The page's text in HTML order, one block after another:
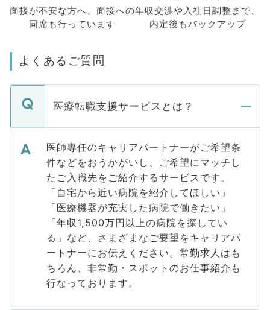
面接が不安な方へ、 面接への
同席も行っています
年収交渉や入社日調整まで、
内定後もバックアップ
よくあるご質問
医療転職支援サービスとは？
医師専任のキャリアパートナーがご希望条
件などをおうかがいし、ご希望にマッチし
たご入職先をご紹介するサービスです。
「自宅から近い病院を紹介してほしい」
「医療機器が充実した病院で働きたい」
「年収1,500万円以上の病院を探してい
る」など、さまざまなご要望をキャリアパ
ートナーにお伝えください。常勤求人はも
ちろん、非常勤・スポットのお仕事紹介も
行なっております。